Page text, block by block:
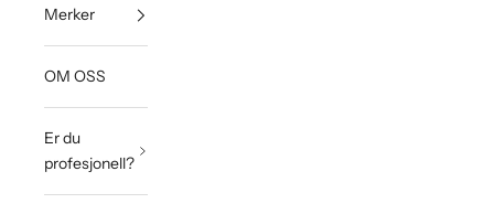
Merker
OM OSS
Er du
profesjonell?